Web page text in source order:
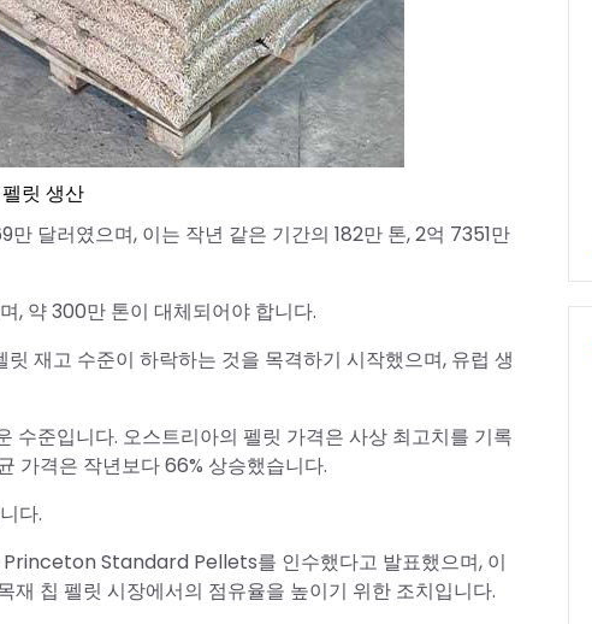
릿 생산
달러였으며, 이는 작년 같은 기간의 182만 톤, 2억 7351만
, 약 300만 톤이 대체되어야 합니다.
재고 수준이 하락하는 것을 목격하기 시작했으며, 유럽 생
수준입니다. 오스트리아의 펠릿 가격은 사상 최고치를 기록
가격은 작년보다 66% 상승했습니다.
다.
Standard Pellets를 인수했다고 발표했으며, 이
칩 펠릿 시장에서의 점유율을 높이기 위한 조치입니다.